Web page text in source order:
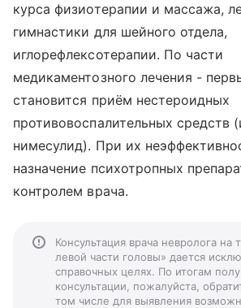
курса физиотерапии и массажа,
гимнастики для шейного отдела,
иглорефлексотерапии. По части
медикаментозного лечения -
становится приём нестероидных
противовоспалительных средств
нимесулид). При их
назначение психотропных
контролем врача.
Консультация врача невролога на
левой части головы» дается
справочных целях. По итогам
консультации, пожалуйста,
том числе для выявления